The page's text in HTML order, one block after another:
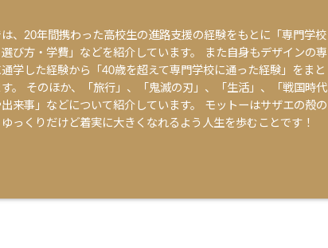
は、20年間携わった高校生の進路支援の経験をもとに「専門学校
び方・学費」などを紹介しています。 また自身もデザインの専
通学した経験から「40歳を超えて専門学校に通った経験」をまと
。 そのほか、「旅行」、「鬼滅の刃」、「生活」、「戦国時代
来事」などについて紹介しています。 モットーはサザエの殻の
っくりだけど着実に大きくなれるよう人生を歩むことです！